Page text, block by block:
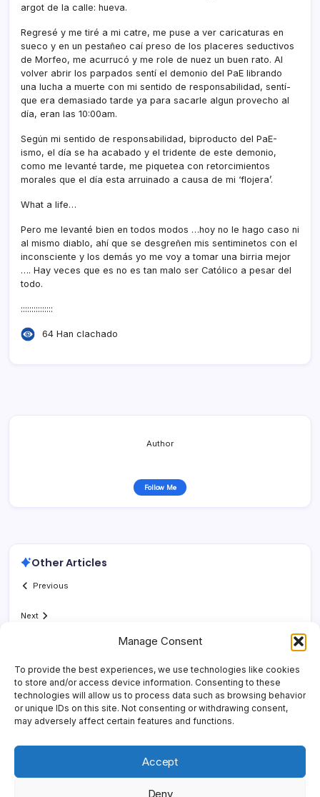
Manage Consent
To provide the best experiences, we use technologies like cookies
to store and/or access device information. Consenting to these
technologies will allow us to process data such as browsing behavior
or unique IDs on this site. Not consenting or withdrawing consent,
may adversely affect certain features and functions.
Accept
Deny
argot de la calle: hueva.
Regresé y me tiré a mi catre, me puse a ver caricaturas en
sueco y en un pestañeo caí­ preso de los placeres seductivos
de Morfeo, me acurrucó y me role de nuez un buen rato. Al
volver abrir los parpados sentí­ el demonio del PaE librando
una lucha a muerte con mi sentido de responsabilidad, sentí­
que era demasiado tarde ya para sacarle algun provecho al
dí­a, eran las 10:00am.
Según mi sentido de responsabilidad, biproducto del PaE-
ismo, el dí­a se ha acabado y el tridente de este demonio,
como me levanté tarde, me piquetea con retorcimientos
morales que el dí­a esta arruinado a causa de mi ‘flojera’.
What a life…
Pero me levanté bien en todos modos …hoy no le hago caso ni
al mismo diablo, ahí­ que se desgreñen mis sentiminetos con el
inconsciente y los demás yo me voy a tomar una birria mejor
…. Hay veces que es no es tan malo ser Católico a pesar del
todo.
:::::::::::::::
64 Han clachado
Author
Follow Me
Other Articles
Previous
Next